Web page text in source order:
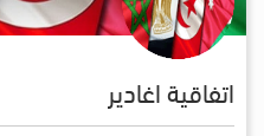
اتفاقية اغادير